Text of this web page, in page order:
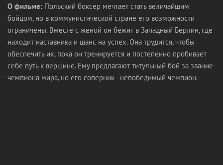
О фильме: Польский боксер мечтает стать величайшим
бойцом, но в коммунистической стране его возможности
ограничены. Вместе с женой он бежит в Западный Берлин, где
находит наставника и шанс на успех. Она трудится, чтобы
обеспечить их, пока он тренируется и постепенно пробивает
себе путь к вершине. Ему предлагают титульный бой за звание
чемпиона мира, но его соперник - непобедимый чемпион.